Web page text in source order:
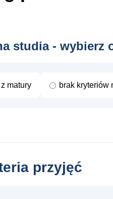
studia - wybierz
matury brak kryteriów
przyjęć